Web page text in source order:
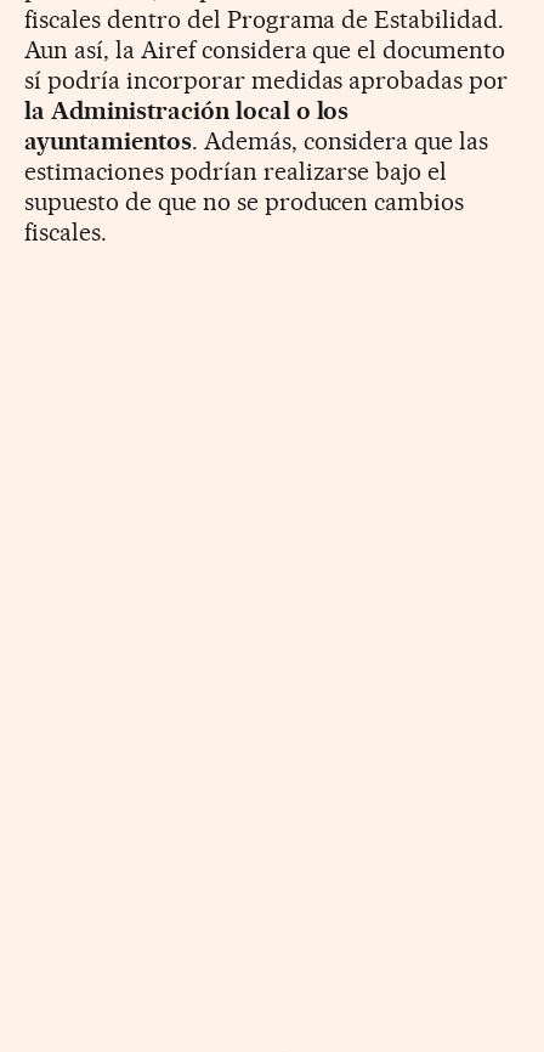
fiscales dentro del Programa de Estabilidad.
Aun así, la Airef considera que el documento
sí podría incorporar medidas aprobadas por
la Administración local o los
ayuntamientos. Además, considera que las
estimaciones podrían realizarse bajo el
supuesto de que no se producen cambios
fiscales.